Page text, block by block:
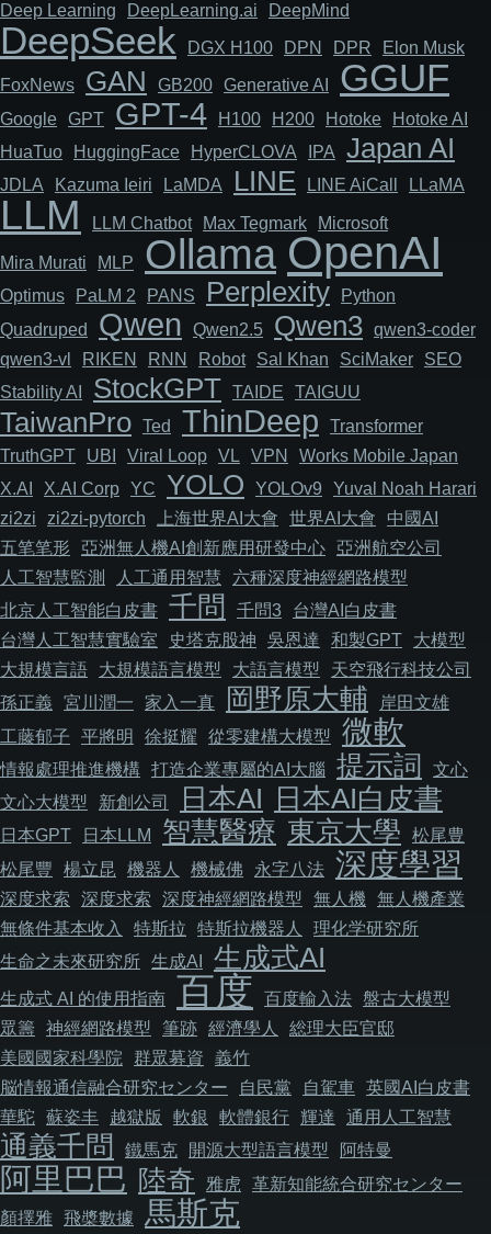
Deep Learning
DeepLearning.ai DeepMind
DeepSeek DGX H100 DPN DPR
Elon Musk
FoxNews
GAN GB200 Generative AI GGUF
Google GPT GPT-4 H100 H200 Hotoke
Hotoke AI
HuaTuo
HuggingFace HyperCLOVA IPA Japan AI
JDLA Kazuma Ieiri LaMDA LINE LINE AiCall LLaMA
LLM LLM Chatbot Max Tegmark Microsoft
Mira Murati MLP Ollama OpenAI
Optimus PaLM 2 PANS Perplexity
Python
Quadruped
Qwen Qwen2.5 Qwen3 qwen3-coder
qwen3-vl
RIKEN RNN Robot Sal Khan SciMaker
SEO
Stability AI
StockGPT TAIDE TAIGUU
TaiwanPro Ted ThinDeep
Transformer
TruthGPT
UBI Viral Loop VL VPN
Works Mobile Japan
X.AI
X.AI Corp YC YOLO YOLOv9
Yuval Noah Harari
zi2zi
zi2zi-pytorch 上海世界AI大會 世界AI大會
中國AI
五笔笔形
亞洲無人機AI創新應用研發中心 亞洲航空公司
人工智慧監測
人工通用智慧
六種深度神經網路模型
北京人工智能白皮書 千問 千問3
台灣AI白皮書
台灣人工智慧實驗室
史塔克股神 吳恩達 和製GPT
大模型
大規模言語
大規模語言模型 大語言模型
天空飛行科技公司
孫正義
宮川潤一 家入一真 岡野原大輔
岸田文雄
工藤郁子
平將明 徐挺耀 從零建構大模型 微軟
情報處理推進機構 打造企業專屬的AI大腦 提示詞
文心
文心大模型
新創公司 日本AI 日本AI白皮書
日本GPT 日本LLM 智慧醫療 東京大學
松尾豊
松尾豐
楊立昆 機器人 機械佛 永字八法 深度學習
深度求索 深度求索 深度神經網路模型 無人機
無人機產業
無條件基本收入
特斯拉 特斯拉機器人
理化学研究所
生命之未來研究所 生成AI 生成式AI
生成式 AI 的使用指南 百度 百度輸入法 盤古大模型
眾籌
神經網路模型 筆跡 經濟學人
総理大臣官邸
美國國家科學院
群眾募資
義竹
脳情報通信融合研究センター
自民黨 自駕車 英國AI白皮書
華駝 蘇姿丰 越獄版 軟銀 軟體銀行 輝達 通用人工智慧
通義千問 鐵馬克 開源大型語言模型 阿特曼
阿里巴巴 陸奇 雅虎
革新知能統合研究センター
顏擇雅 飛槳數據 馬斯克